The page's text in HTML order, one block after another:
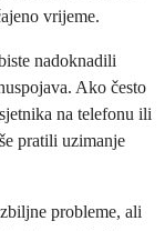
vrijeme.
nadoknadili
Ako često
na telefonu ili
pratili uzimanje
probleme, ali